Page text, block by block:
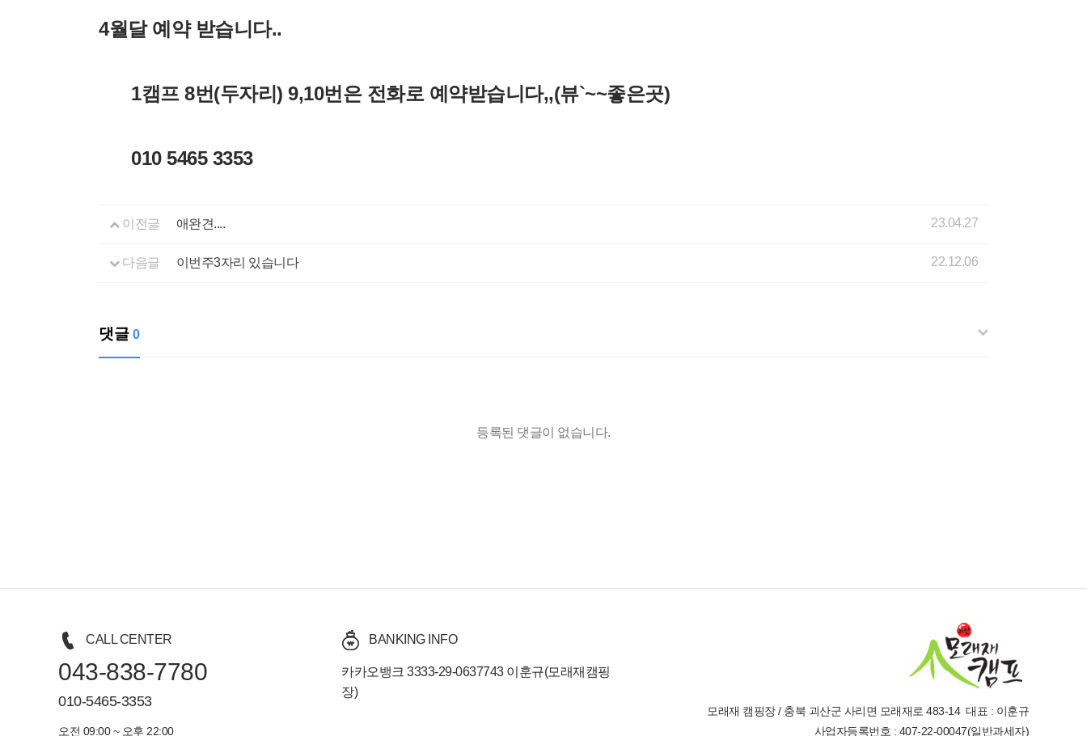
4월달 예약 받습니다..
1캠프 8번(두자리) 9,10번은 전화로 예약받습니다,,(뷰`~~좋은곳)
010 5465 3353
이전글 애완견.... 23.04.27
다음글 이번주3자리 있습니다 22.12.06
댓글 0
등록된 댓글이 없습니다.
CALL CENTER
043-838-7780
010-5465-3353
오전 09:00 ~ 오후 22:00
BANKING INFO
카카오뱅크 3333-29-0637743 이훈규(모래재캠핑
장)
모래재 캠핑장 / 충북 괴산군 사리면 모래재로 483-14 대표 : 이훈규
사업자등록번호 : 407-22-00047(일반과세자)